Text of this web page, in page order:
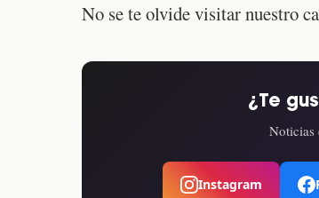
No se te olvide visitar nuestro
¿Te
Noticias
Instagram